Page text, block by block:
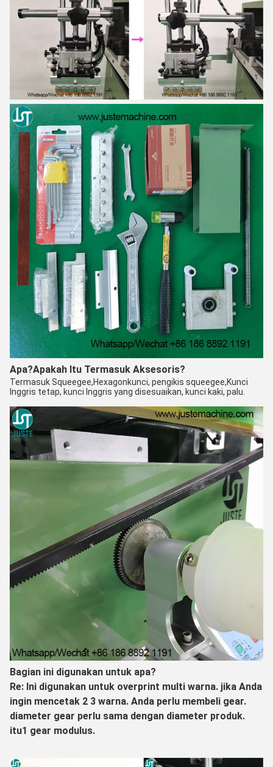
Apa?Apakah Itu Termasuk Aksesoris?
Termasuk Squeegee,Hexagonkunci, pengikis squeegee,Kunci
Inggris tetap, kunci Inggris yang disesuaikan, kunci kaki, palu.
Bagian ini digunakan untuk apa?
Re: Ini digunakan untuk overprint multi warna. jika Anda
ingin mencetak 2 3 warna. Anda perlu membeli gear.
diameter gear perlu sama dengan diameter produk.
itu1 gear modulus.